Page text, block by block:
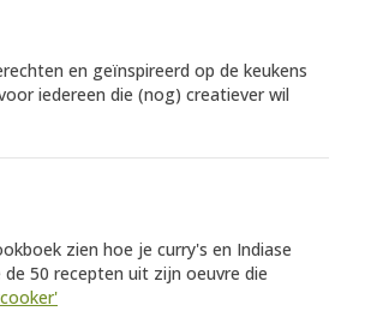
en geïnspireerd op de keukens
iedereen die (nog) creatiever wil
zien hoe je curry's en Indiase
50 recepten uit zijn oeuvre die